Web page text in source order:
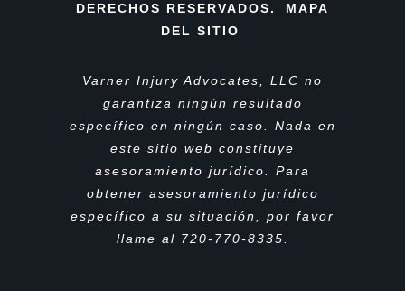
DERECHOS RESERVADOS.
MAPA
DEL SITIO
Varner Injury Advocates, LLC no
garantiza ningún resultado
específico en ningún caso. Nada en
este sitio web constituye
asesoramiento jurídico. Para
obtener asesoramiento jurídico
específico a su situación, por favor
llame al 720-770-8335.